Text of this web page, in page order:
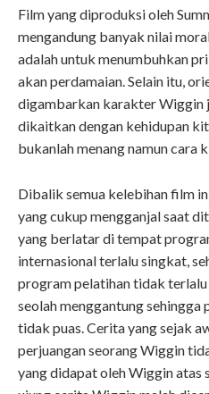
Film yang diproduksi oleh
mengandung banyak nilai
adalah untuk menumbuhkan
akan perdamaian. Selain itu,
digambarkan karakter Wiggin
dikaitkan dengan kehidupan
bukanlah menang namun cara
Dibalik semua kelebihan film
yang cukup mengganjal saat
yang berlatar di tempat
internasional terlalu singkat,
program pelatihan tidak
seolah menggantung
tidak puas. Cerita yang sejak
perjuangan seorang Wiggin
yang didapat oleh Wiggin atas